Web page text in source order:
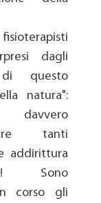
dagli
questo
natura":
tanti
addirittura
Sono
corso gli